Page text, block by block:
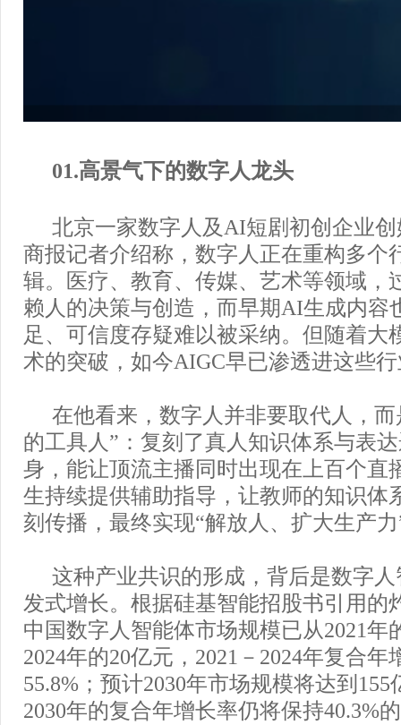
01.高景气下的数字人龙头
北京一家数字人及AI短剧初创企业
商报记者介绍称，数字人正在重构多个
辑。医疗、教育、传媒、艺术等领域，
赖人的决策与创造，而早期AI生成内容
足、可信度存疑难以被采纳。但随着大
术的突破，如今AIGC早已渗透进这些
在他看来，数字人并非要取代人，
的工具人”：复刻了真人知识体系与表
身，能让顶流主播同时出现在上百个直
生持续提供辅助指导，让教师的知识体
刻传播，最终实现“解放人、扩大生产
这种产业共识的形成，背后是数字
发式增长。根据硅基智能招股书引用的
中国数字人智能体市场规模已从2021年
2024年的20亿元，2021－2024年复合年
55.8%；预计2030年市场规模将达到155
2030年的复合年增长率仍将保持40.3%